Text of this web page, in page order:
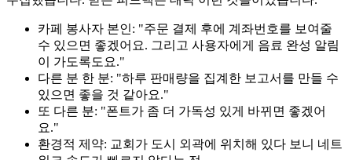
카페 봉사자 본인: "주문 결제 후에 계좌번호를 보여줄
수 있으면 좋겠어요. 그리고 사용자에게 음료 완성 알림
이 가도록도요."
다른 분 한 분: "하루 판매량을 집계한 보고서를 만들 수
있으면 좋을 것 같아요."
또 다른 분: "폰트가 좀 더 가독성 있게 바뀌면 좋겠어
요."
환경적 제약: 교회가 도시 외곽에 위치해 있다 보니 네트